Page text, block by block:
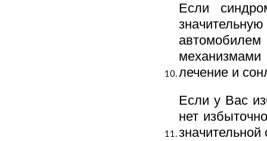
Если
лечение и
Если у Вас
нет